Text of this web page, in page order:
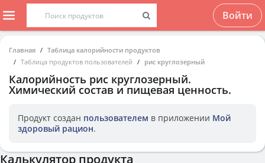
Войти
Главная
Таблица калорийности продуктов
Таблица продуктов пользователей
рис круглозерный
Калорийность рис круглозерный.
Химический состав и пищевая ценность.
Продукт создан пользователем в приложении Мой
здоровый рацион.
Калькулятор продукта